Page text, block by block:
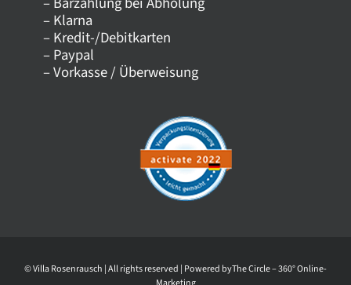
Versandkosten
Datenschutz
Widerrufsformular
– Klarna
– Kredit-/Debitkarten
– Paypal
– Vorkasse / Überweisung
© Villa Rosenrausch | All rights reserved | Powered byThe Circle – 360° Online-